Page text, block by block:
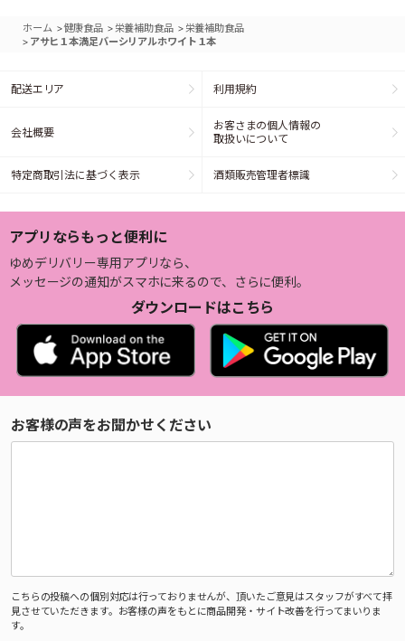
ホーム >健康食品 > 栄養補助食品 > 栄養補助食品
> アサヒ１本満足バーシリアルホワイト１本
配送エリア 利用規約
会社概要
お客さまの個人情報の
取扱いについて
特定商取引法に基づく表示 酒類販売管理者標識
アプリならもっと便利に
ゆめデリバリー専用アプリなら、
メッセージの通知がスマホに来るので、さらに便利。
ダウンロードはこちら
お客様の声をお聞かせください
こちらの投稿への個別対応は行っておりませんが、頂いたご意見はスタッフがすべて拝
見させていただきます。お客様の声をもとに商品開発・サイト改善を行ってまいりま
す。